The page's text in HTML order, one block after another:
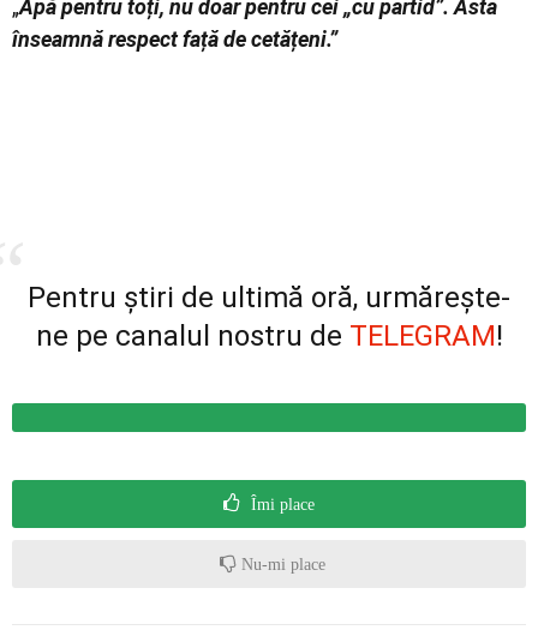
„Apă pentru toți, nu doar pentru cei „cu partid”. Asta
înseamnă respect față de cetățeni.”
Pentru știri de ultimă oră, urmărește-
ne pe canalul nostru de TELEGRAM!
Îmi place
Nu-mi place